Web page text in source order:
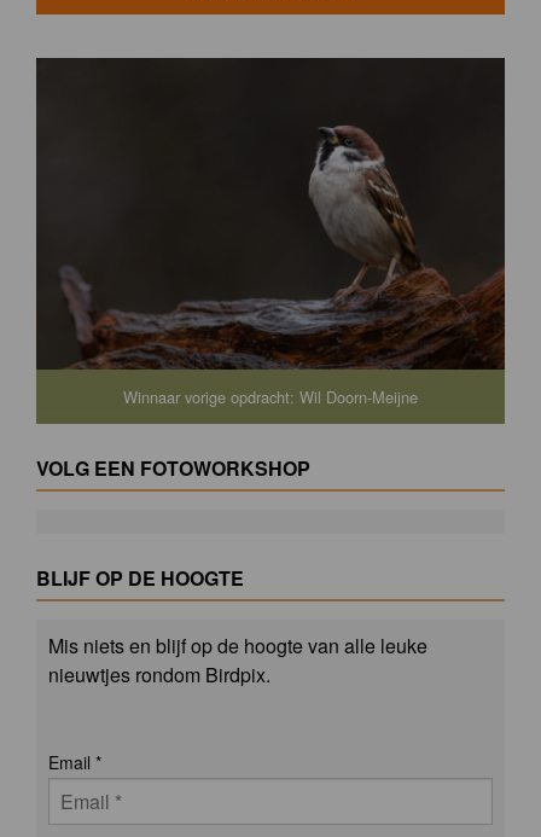
Winnaar vorige opdracht: Wil Doorn-Meijne
VOLG EEN FOTOWORKSHOP
BLIJF OP DE HOOGTE
Mis niets en blijf op de hoogte van alle leuke
nieuwtjes rondom Birdpix.
Email *